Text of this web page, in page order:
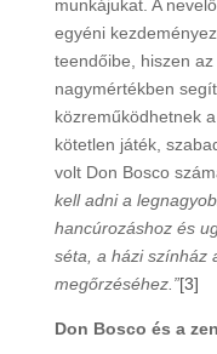
munkájukat. A
egyéni
teendőibe, hiszen
nagymértékben
közreműködhetnek
kötetlen játék,
volt Don Bosco
kell adni a
hancúrozáshoz és
séta, a házi színház
megőrzéséhez.”[3]
Don Bosco és a